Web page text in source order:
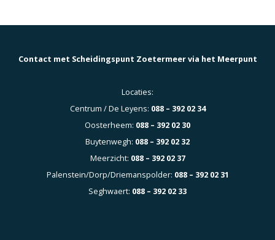
Contact met Scheidingspunt Zoetermeer via het Meerpunt
Locaties:
Centrum / De Leyens: 088 – 392 02 34
Oosterheem: 088 – 392 02 30
Buytenwegh: 088 – 392 02 32
Meerzicht: 088 – 392 02 37
Palenstein/Dorp/Driemanspolder: 088 – 392 02 31
Seghwaert: 088 – 392 02 33